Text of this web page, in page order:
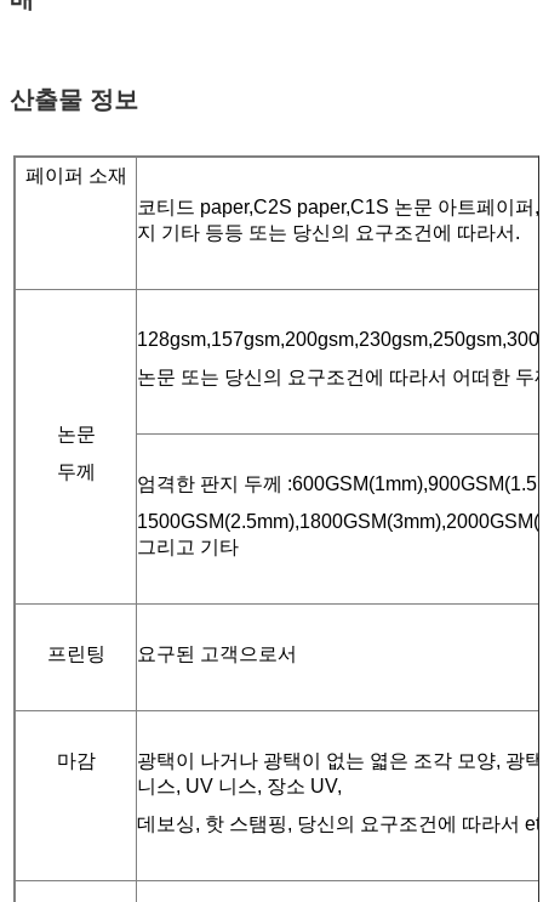
산출물 정보
페이퍼 소재
코티드 paper,C2S paper,C1S 논문 아트페이퍼
지 기타 등등 또는 당신의 요구조건에 따라서.
논문
두께
논문 또는 당신의 요구조건에 따라서 어떠한 두
엄격한 판지 두께
그리고 기타
프린팅 요구된 고객으로서
마감
광택이 나거나 광택이 없는 엷은 조각 모양, 광
니스, UV 니스, 장소 UV,
데보싱, 핫 스탬핑, 당신의 요구조건에 따라서